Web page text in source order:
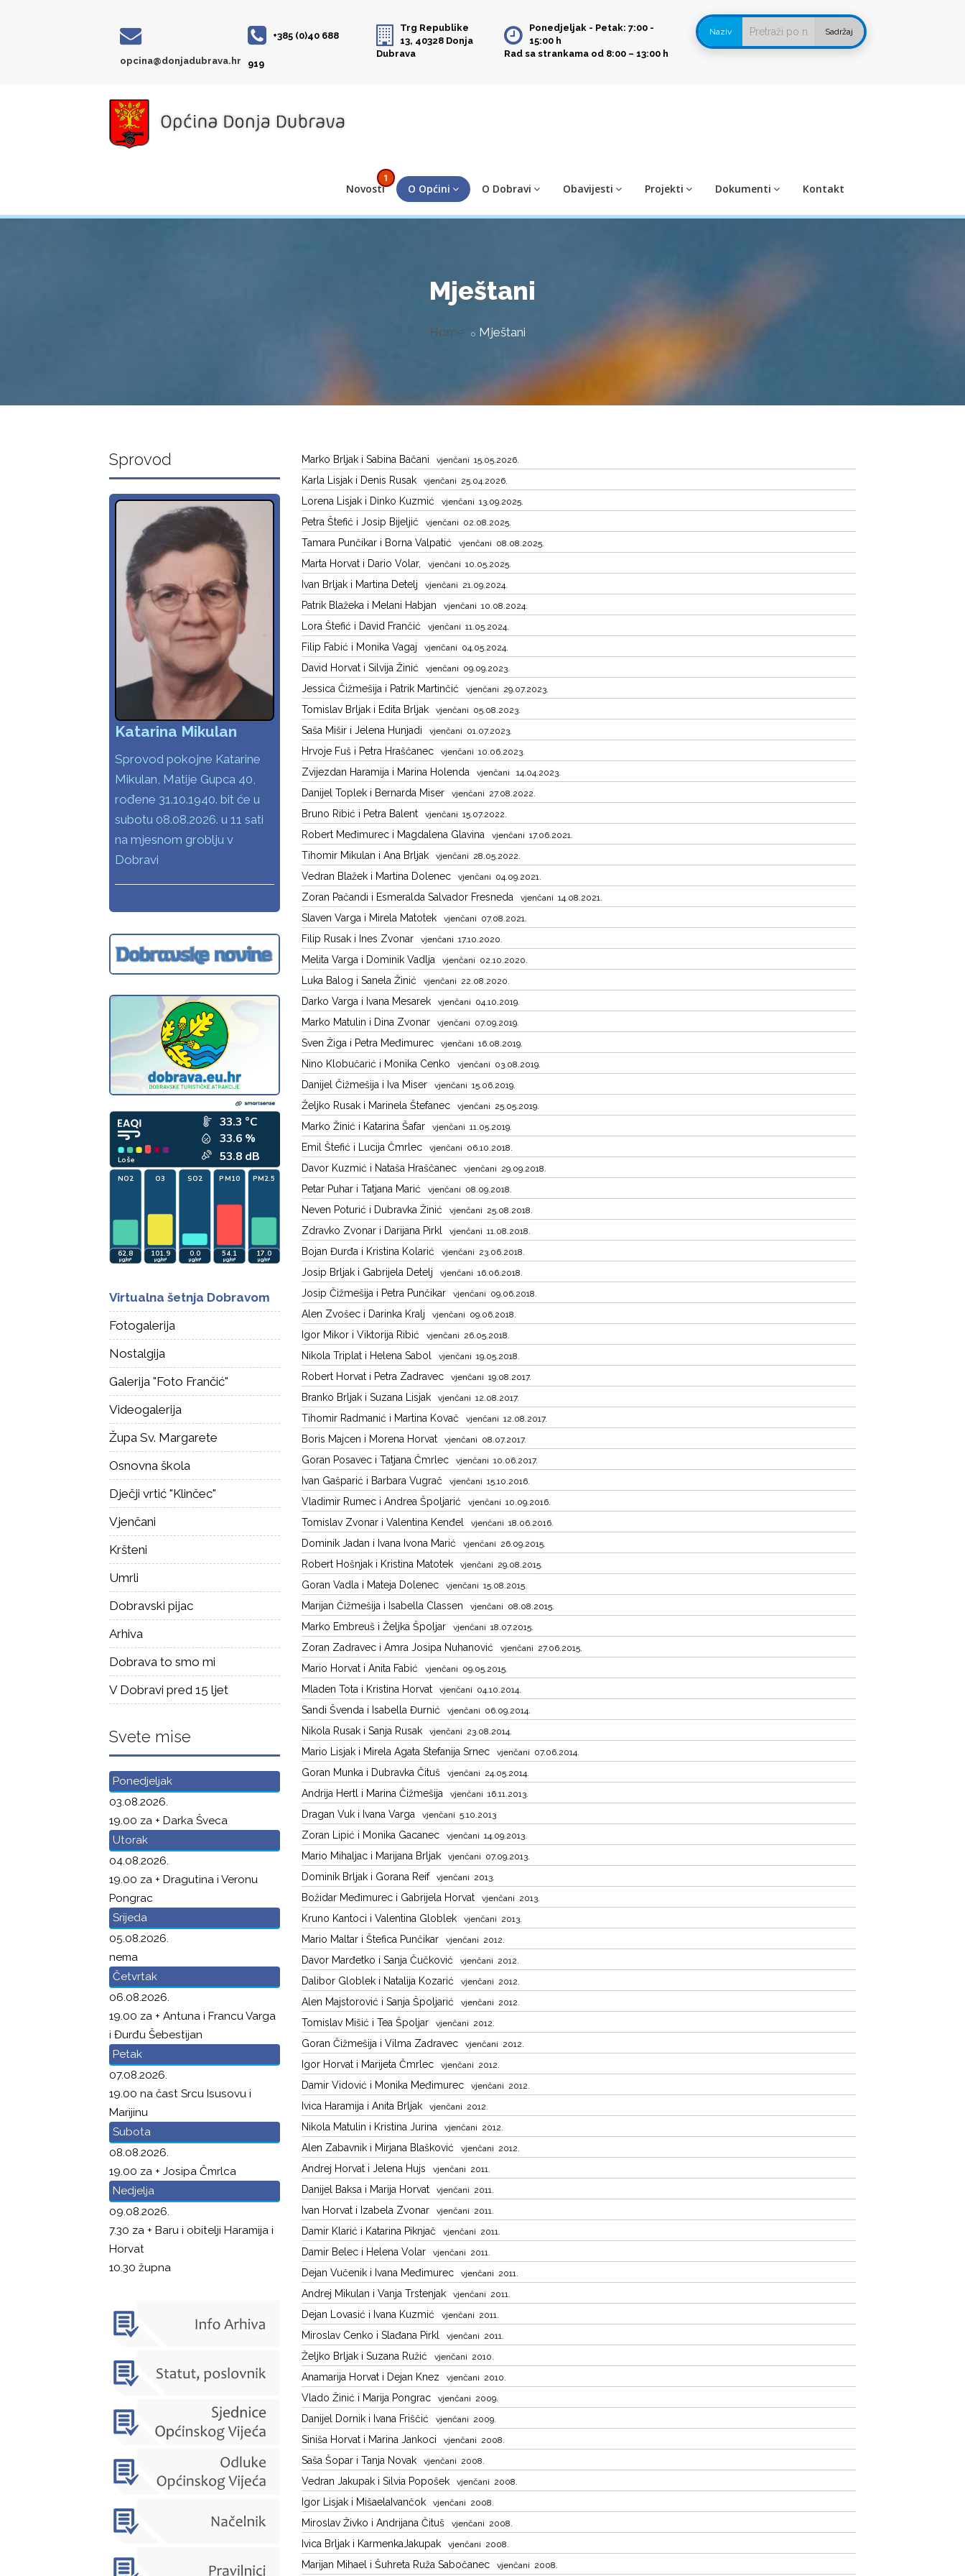
opcina@donjadubrava.hr
+385 (0)40 688
919
Trg Republike
13, 40328 Donja
Dubrava
Ponedjeljak - Petak: 7:00 -
15:00 h
Rad sa strankama od 8:00 – 13:00 h
Naziv Sadržaj
Novosti
1
O Općini O Dobravi Obavijesti Projekti Dokumenti Kontakt
Mještani
Home Mještani
Marko Brljak i Sabina Bačani vjenčani 15.05.2026.
Karla Lisjak i Denis Rusak vjenčani 25.04.2026.
Lorena Lisjak i Dinko Kuzmić vjenčani 13.09.2025.
Petra Štefić i Josip Bijeljić vjenčani 02.08.2025.
Tamara Punčikar i Borna Valpatić vjenčani 08.08.2025.
Marta Horvat i Dario Volar, vjenčani 10.05.2025.
Ivan Brljak i Martina Detelj vjenčani 21.09.2024.
Patrik Blažeka i Melani Habjan vjenčani 10.08.2024.
Lora Štefić i David Frančić vjenčani 11.05.2024.
Filip Fabić i Monika Vagaj vjenčani 04.05.2024.
David Horvat i Silvija Žinić vjenčani 09.09.2023.
Jessica Čižmešija i Patrik Martinčić vjenčani 29.07.2023.
Tomislav Brljak i Edita Brljak vjenčani 05.08.2023.
Saša Mišir i Jelena Hunjadi vjenčani 01.07.2023.
Hrvoje Fuš i Petra Hraščanec vjenčani 10.06.2023.
Zvijezdan Haramija i Marina Holenda vjenčani 14.04.2023.
Danijel Toplek i Bernarda Miser vjenčani 27.08.2022.
Bruno Ribić i Petra Balent vjenčani 15.07.2022.
Robert Međimurec i Magdalena Glavina vjenčani 17.06.2021.
Tihomir Mikulan i Ana Brljak vjenčani 28.05.2022.
Vedran Blažek i Martina Dolenec vjenčani 04.09.2021.
Zoran Pačandi i Esmeralda Salvador Fresneda vjenčani 14.08.2021.
Slaven Varga i Mirela Matotek vjenčani 07.08.2021.
Filip Rusak i Ines Zvonar vjenčani 17.10.2020.
Melita Varga i Dominik Vadlja vjenčani 02.10.2020.
Luka Balog i Sanela Žinić vjenčani 22.08.2020.
Darko Varga i Ivana Mesarek vjenčani 04.10.2019.
Marko Matulin i Dina Zvonar vjenčani 07.09.2019.
Sven Žiga i Petra Međimurec vjenčani 16.08.2019.
Nino Klobučarić i Monika Cenko vjenčani 03.08.2019.
Danijel Čižmešija i Iva Miser vjenčani 15.06.2019.
Željko Rusak i Marinela Štefanec vjenčani 25.05.2019.
Marko Žinić i Katarina Šafar vjenčani 11.05.2019.
Emil Štefić i Lucija Čmrlec vjenčani 06.10.2018.
Davor Kuzmić i Nataša Hraščanec vjenčani 29.09.2018.
Petar Puhar i Tatjana Marić vjenčani 08.09.2018.
Neven Poturić i Dubravka Žinić vjenčani 25.08.2018.
Zdravko Zvonar i Darijana Pirkl vjenčani 11.08.2018.
Bojan Đurđa i Kristina Kolarić vjenčani 23.06.2018.
Josip Brljak i Gabrijela Detelj vjenčani 16.06.2018.
Josip Čižmešija i Petra Punčikar vjenčani 09.06.2018.
Alen Zvošec i Darinka Kralj vjenčani 09.06.2018.
Igor Mikor i Viktorija Ribić vjenčani 26.05.2018.
Nikola Triplat i Helena Sabol vjenčani 19.05.2018.
Robert Horvat i Petra Zadravec vjenčani 19.08.2017.
Branko Brljak i Suzana Lisjak vjenčani 12.08.2017.
Tihomir Radmanić i Martina Kovač vjenčani 12.08.2017.
Boris Majcen i Morena Horvat vjenčani 08.07.2017.
Goran Posavec i Tatjana Čmrlec vjenčani 10.06.2017.
Ivan Gašparić i Barbara Vugrač vjenčani 15.10.2016.
Vladimir Rumec i Andrea Špoljarić vjenčani 10.09.2016.
Tomislav Zvonar i Valentina Kenđel vjenčani 18.06.2016.
Dominik Jadan i Ivana Ivona Marić vjenčani 26.09.2015.
Robert Hošnjak i Kristina Matotek vjenčani 29.08.2015.
Goran Vadla i Mateja Dolenec vjenčani 15.08.2015.
Marijan Čižmešija i Isabella Classen vjenčani 08.08.2015.
Marko Embreuš i Željka Špoljar vjenčani 18.07.2015.
Zoran Zadravec i Amra Josipa Nuhanović vjenčani 27.06.2015.
Mario Horvat i Anita Fabić vjenčani 09.05.2015.
Mladen Tota i Kristina Horvat vjenčani 04.10.2014.
Sandi Švenda i Isabella Đurnić vjenčani 06.09.2014.
Nikola Rusak i Sanja Rusak vjenčani 23.08.2014.
Mario Lisjak i Mirela Agata Stefanija Srnec vjenčani 07.06.2014.
Goran Munka i Dubravka Čituš vjenčani 24.05.2014.
Andrija Hertl i Marina Čižmešija vjenčani 16.11.2013.
Dragan Vuk i Ivana Varga vjenčani 5.10.2013
Zoran Lipić i Monika Gacanec vjenčani 14.09.2013.
Mario Mihaljac i Marijana Brljak vjenčani 07.09.2013.
Dominik Brljak i Gorana Reif vjenčani 2013.
Božidar Međimurec i Gabrijela Horvat vjenčani 2013.
Kruno Kantoci i Valentina Globlek vjenčani 2013.
Mario Maltar i Štefica Punčikar vjenčani 2012.
Davor Marđetko i Sanja Čučković vjenčani 2012.
Dalibor Globlek i Natalija Kozarić vjenčani 2012.
Alen Majstorović i Sanja Špoljarić vjenčani 2012.
Tomislav Mišić i Tea Špoljar vjenčani 2012.
Goran Čižmešija i Vilma Zadravec vjenčani 2012.
Igor Horvat i Marijeta Čmrlec vjenčani 2012.
Damir Vidović i Monika Međimurec vjenčani 2012.
Ivica Haramija i Anita Brljak vjenčani 2012.
Nikola Matulin i Kristina Jurina vjenčani 2012.
Alen Zabavnik i Mirjana Blašković vjenčani 2012.
Andrej Horvat i Jelena Hujs vjenčani 2011.
Danijel Baksa i Marija Horvat vjenčani 2011.
Ivan Horvat i Izabela Zvonar vjenčani 2011.
Damir Klarić i Katarina Piknjač vjenčani 2011.
Damir Belec i Helena Volar vjenčani 2011.
Dejan Vučenik i Ivana Međimurec vjenčani 2011.
Andrej Mikulan i Vanja Trstenjak vjenčani 2011.
Dejan Lovasić i Ivana Kuzmić vjenčani 2011.
Miroslav Cenko i Slađana Pirkl vjenčani 2011.
Željko Brljak i Suzana Ružić vjenčani 2010.
Anamarija Horvat i Dejan Knez vjenčani 2010.
Vlado Žinić i Marija Pongrac vjenčani 2009.
Danijel Dornik i Ivana Friščić vjenčani 2009.
Siniša Horvat i Marina Jankoci vjenčani 2008.
Saša Šopar i Tanja Novak vjenčani 2008.
Vedran Jakupak i Silvia Popošek vjenčani 2008.
Igor Lisjak i MišaelaIvančok vjenčani 2008.
Miroslav Živko i Andrijana Čituš vjenčani 2008.
Ivica Brljak i KarmenkaJakupak vjenčani 2008.
Marijan Mihael i Šuhreta Ruža Sabočanec vjenčani 2008.
Sprovod
Katarina Mikulan
Sprovod pokojne Katarine
Mikulan, Matije Gupca 40,
rođene 31.10.1940. bit će u
subotu 08.08.2026. u 11 sati
na mjesnom groblju v
Dobravi
Virtualna šetnja Dobravom
Fotogalerija
Nostalgija
Galerija "Foto Frančić"
Videogalerija
Župa Sv. Margarete
Osnovna škola
Dječji vrtić "Klinčec"
Vjenčani
Kršteni
Umrli
Dobravski pijac
Arhiva
Dobrava to smo mi
V Dobravi pred 15 ljet
Svete mise
Ponedjeljak
03.08.2026.
19.00 za + Darka Šveca
Utorak
04.08.2026.
19.00 za + Dragutina i Veronu
Pongrac
Srijeda
05.08.2026.
nema
Četvrtak
06.08.2026.
19.00 za + Antuna i Francu Varga
i Đurđu Šebestijan
Petak
07.08.2026.
19.00 na čast Srcu Isusovu i
Marijinu
Subota
08.08.2026.
19.00 za + Josipa Čmrlca
Nedjelja
09.08.2026.
7.30 za + Baru i obitelji Haramija i
Horvat
10.30 župna